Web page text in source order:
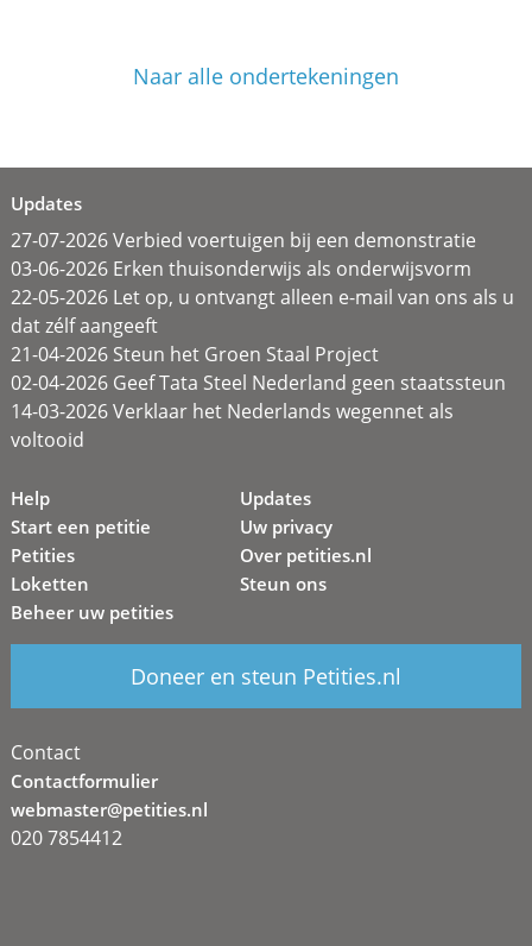
Naar alle ondertekeningen
Updates
27-07-2026 Verbied voertuigen bij een demonstratie
03-06-2026 Erken thuisonderwijs als onderwijsvorm
22-05-2026 Let op, u ontvangt alleen e-mail van ons als u
dat zélf aangeeft
21-04-2026 Steun het Groen Staal Project
02-04-2026 Geef Tata Steel Nederland geen staatssteun
14-03-2026 Verklaar het Nederlands wegennet als
voltooid
Help
Start een petitie
Petities
Loketten
Beheer uw petities
Updates
Uw privacy
Over petities.nl
Steun ons
Doneer en steun Petities.nl
Contact
Contactformulier
webmaster@petities.nl
020 7854412